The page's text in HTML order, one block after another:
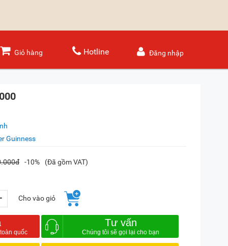
Giỏ hàng Hotline Đăng nhập
Guinness
-10%
(Đã gồm VAT)
Cho vào giỏ
Tư vấn